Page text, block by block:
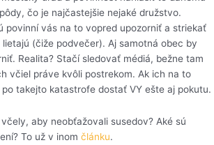
čo je najčastejšie nejaké družstvo.
povinní vás na to vopred upozorniť a striekať
(čiže podvečer). Aj samotná obec by
Realita? Stačí sledovať médiá, bežne tam
včiel práve kvôli postrekom. Ak ich na to
takejto katastrofe dostať VY ešte aj pokutu.
aby neobťažovali susedov? Aké sú
To už v inom článku.